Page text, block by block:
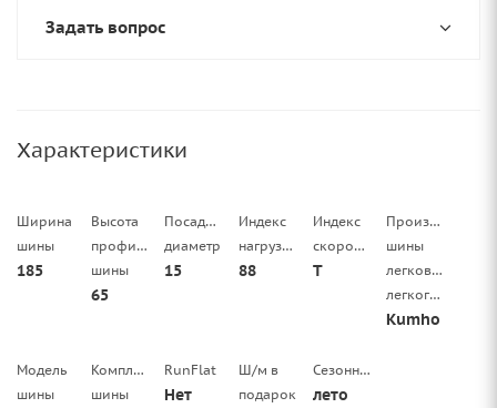
Задать вопрос
Характеристики
Ширина
шины
185
Высота
профиля
шины
65
Посадочный
диаметр
15
Индекс
нагрузки
88
Индекс
скорости
T
Производитель
шины
легковой/
легкогрузовой
Kumho
Модель
шины
Комплектация
шины
RunFlat
Нет
Ш/м в
подарок
Сезонность
лето